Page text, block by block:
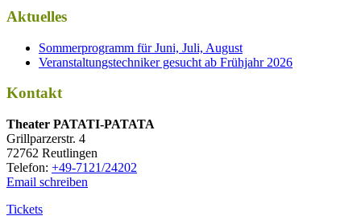
Aktuelles
Sommerprogramm für Juni, Juli, August
Veranstaltungstechniker gesucht ab Frühjahr 2026
Kontakt
Thea­ter PATATI-PATATA
Grill­par­zer­str. 4
72762 Reutlingen
Tele­fon: +49-7121/24202
Email schreiben
Tickets